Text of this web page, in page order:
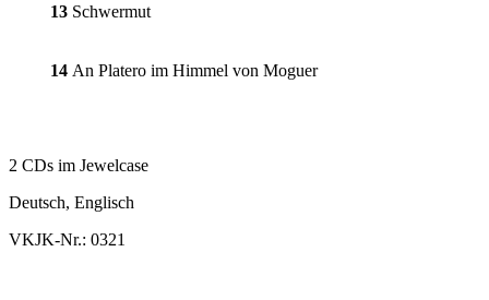
13 Schwermut
14 An Platero im Himmel von Moguer
2 CDs im Jewelcase
Deutsch, Englisch
VKJK-Nr.: 0321